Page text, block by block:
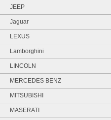
JEEP
Jaguar
LEXUS
Lamborghini
LINCOLN
MERCEDES BENZ
MITSUBISHI
MASERATI